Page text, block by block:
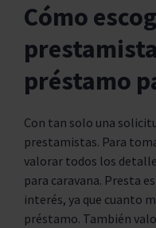
Cómo
préstamo
Con tan solo una
prestamistas. Para
valorar todos los
para caravana. Presta
interés, ya que cuanto
préstamo. También